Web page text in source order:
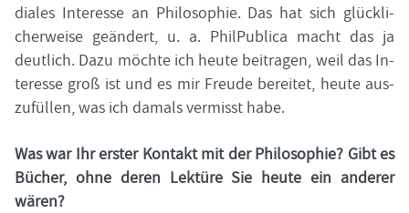
dia­les In­ter­es­se an Phi­lo­so­phie. Das hat sich glück­li­
cher­wei­se ge­än­dert, u. a. Phil­Pu­bli­ca macht das ja
deut­lich. Dazu möch­te ich heute bei­tra­gen, weil das In­
ter­es­se groß ist und es mir Freu­de be­rei­tet, heute aus­
zu­fül­len, was ich da­mals ver­misst habe.
Was war Ihr ers­ter Kon­takt mit der Phi­lo­so­phie? Gibt es
Bü­cher, ohne deren Lek­tü­re Sie heute ein an­de­rer
wären?